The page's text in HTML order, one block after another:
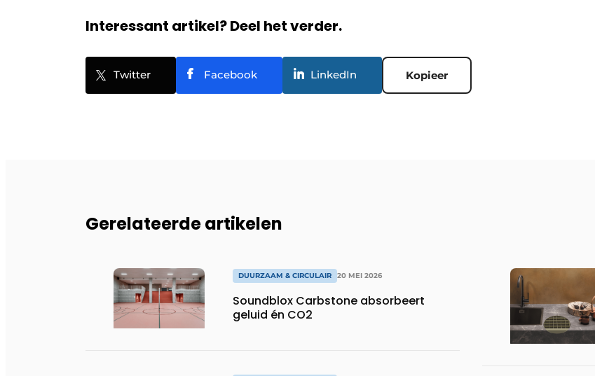
Interessant artikel? Deel het verder.
Twitter Facebook LinkedIn Kopieer
Gerelateerde artikelen
DUURZAAM & CIRCULAIR 20 MEI 2026
Soundblox Carbstone absorbeert
geluid én CO2